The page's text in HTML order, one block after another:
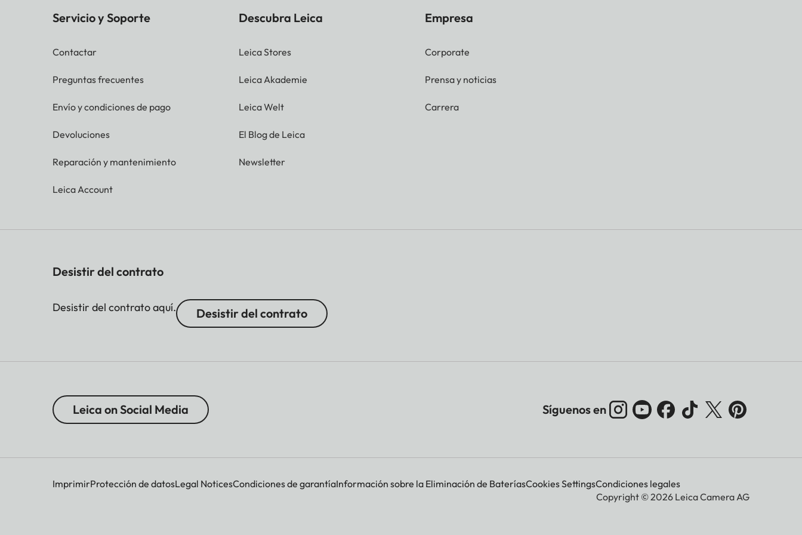
Servicio y Soporte
Contactar
Preguntas frecuentes
Envío y condiciones de pago
Devoluciones
Reparación y mantenimiento
Leica Account
Descubra Leica
Leica Stores
Leica Akademie
Leica Welt
El Blog de Leica
Newsletter
Empresa
Corporate
Prensa y noticias
Carrera
Desistir del contrato
Desistir del contrato aquí. Desistir del contrato
Leica on Social Media Síguenos en
ImprimirProtección de datosLegal NoticesCondiciones de garantíaInformación sobre la Eliminación de BateríasCookies SettingsCondiciones legales
Copyright © 2026 Leica Camera AG